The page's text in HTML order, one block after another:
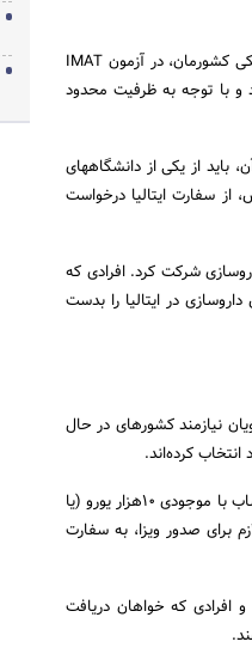
متقاضیان تحصیل پزشکی در ایتالیا می‌توانند با سفر به شهرهایی مثل دوبی و دوحه در نزدیکی کشورمان، در آزمون IMAT
و با توجه به ظرفیت محدود
باید از یکی از دانشگاههای
از سفارت ایتالیا درخواست
شرکت کرد. افرادی که
یک دوره 6 تا 9 ماهه امکان تحصیل داروسازی در ایتالیا را بدست
نیازمند کشورهای در حال
کرده‌اند.
در مورد بورسیه‌ها باید نکته مهمی را دانست؛ متقاضیان اخذ ویزای تحصیلی ایتالیا باید یک حساب با موجودی 10هزار یورو (یا
برای صدور ویزا، به سفارت
افرادی که خواهان دریافت